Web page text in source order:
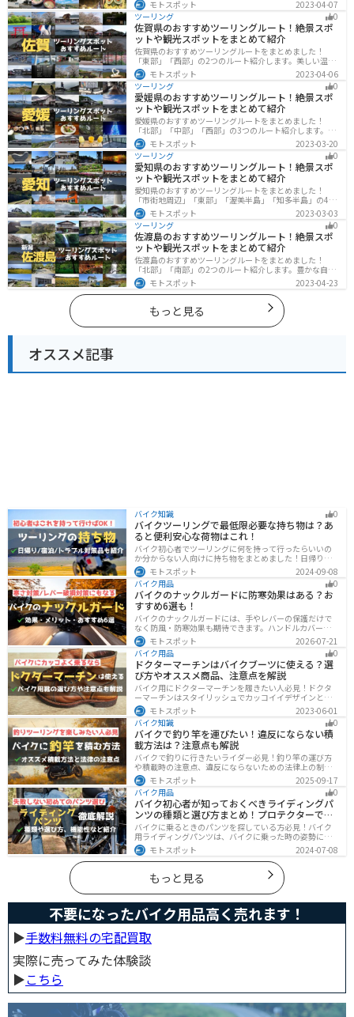
口県にツーリングに行く際は参考にしてください。
モトスポット
2023-04-07
ツーリング
0
佐賀県のおすすめツーリングルート！絶景スポ
ットや観光スポットをまとめて紹介
佐賀県のおすすめツーリングルートをまとめました！
「東部」「西部」の2つのルート紹介します。美しい温泉
地や古墳群、歴史ある城や神社仏閣など、バイクツーリ
ングに適したスポットが多数存在し、様々な楽しみ方が
できます。バイクで佐賀県にツーリングに行く際は参考
にしてください。
モトスポット
2023-04-06
ツーリング
0
愛媛県のおすすめツーリングルート！絶景スポ
ットや観光スポットをまとめて紹介
愛媛県のおすすめツーリングルートをまとめました！
「北部」「中部」「西部」の3つのルート紹介します。山
や海といった自然だけでなく、気軽に渡れる島もあり
様々な楽しみ方ができます。バイクで愛媛県にツーリン
グに行く際は参考にしてください。
モトスポット
2023-03-20
ツーリング
0
愛知県のおすすめツーリングルート！絶景スポ
ットや観光スポットをまとめて紹介
愛知県のおすすめツーリングルートをまとめました！
「市街地周辺」「東部」「渥美半島」「知多半島」の4つ
のルート紹介します。名古屋周辺の栄えたスポットから
山、海、美術館なども多数あり、自然・歴史・文化を満
喫するツーリングができます。バイクで愛知県にツーリ
ングに行く際は参考にしてください。
モトスポット
2023-03-03
ツーリング
0
佐渡島のおすすめツーリングルート！絶景スポ
ットや観光スポットをまとめて紹介
佐渡島のおすすめツーリングルートをまとめました！
「北部」「南部」の2つのルート紹介します。豊かな自然
と歴史的なスポット、トキなどの貴重な動物を見られる
スポットが多数あります。バイクで佐渡島にツーリング
に行く際は参考にしてください。
モトスポット 2023-04-23
もっと見る
オススメ記事
バイク知識 0
バイクツーリングで最低限必要な持ち物は？あ
ると便利安心な荷物はこれ！
バイク初心者でツーリングに何を持って行ったらいいの
か分からない人向けに持ち物をまとめました！日帰りや1
泊以上の日数別、トラブル対策やメンテ用品、出先であ
ると便利なアイテムまで全て解説しています。アレを忘
れた！持ってきたけど使わなかったなど出先で困らない
よう自分に必要な荷物を把握しておきましょう。
モトスポット
2024-09-08
バイク用品
0
バイクのナックルガードに防寒効果はある？お
すすめ6選も！
バイクのナックルガードには、手やレバーの保護だけで
なく防風・防寒効果も期待できます。ハンドルカバーと
の違いやメリット・デメリット、選び方を解説し、冬の
ツーリングにおすすめの大型ナックルガード6選を価格や
特徴とともに紹介します。
モトスポット
2026-07-21
バイク用品
0
ドクターマーチンはバイクブーツに使える？選
び方やオススメ商品、注意点を解説
バイク用にドクターマーチンを履きたい人必見！ドクタ
ーマーチンはスタイリッシュでカッコイイデザインと高
い機能性で快適なライディングが可能です。バイク用ブ
ーツで選ぶべきポイントや注意点などまとめましたの
で、バイクブーツを探している人は参考にしてくださ
い。
モトスポット
2023-06-01
バイク知識
0
バイクで釣り竿を運びたい！違反にならない積
載方法は？注意点も解説
バイクで釣りに行きたいライダー必見！釣り竿の運び方
や積載時の注意点、違反にならないための法律上の制限
を解説。風の影響やバランス、安全面のポイントを押さ
えつつ、おすすめのロッドケース・ロッドホルダー・コ
ンパクトロッドも紹介。ツーリング途中に気軽に釣りを
楽しみたい方にも最適な情報が満載
モトスポット
2025-09-17
バイク用品
0
バイク初心者が知っておくべきライディングパ
ンツの種類と選び方まとめ！プロテクターで脚
を守ろう
バイクに乗るときのパンツを探している方必見！バイク
用ライディングパンツは、バイクに乗った時の姿勢に最
適化されているので快適にバイクに乗ることができま
す。プロテクター内蔵で安全性も高くなります。この記事
ではパンツの選び方や種類など初心者が知っておくべき
ことをまとめました。
モトスポット 2024-07-08
もっと見る
不要になったバイク用品高く売れます！
▶︎手数料無料の宅配買取
実際に売ってみた体験談
▶︎こちら